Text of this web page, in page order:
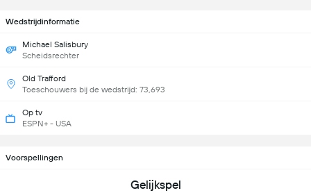
Wedstrijdinformatie
Michael Salisbury
Scheidsrechter
Old Trafford
Toeschouwers bij de wedstrijd: 73,693
Op tv
ESPN+ - USA
Voorspellingen
Gelijkspel